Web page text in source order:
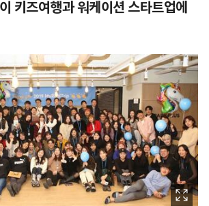
키즈여행과 워케이션 스타트업에